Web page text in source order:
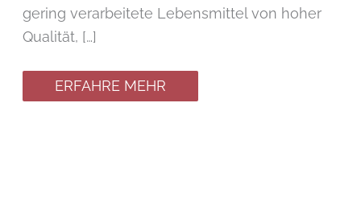
gering verarbeitete Lebensmittel von hoher
Qualität, […]
ERFAHRE MEHR